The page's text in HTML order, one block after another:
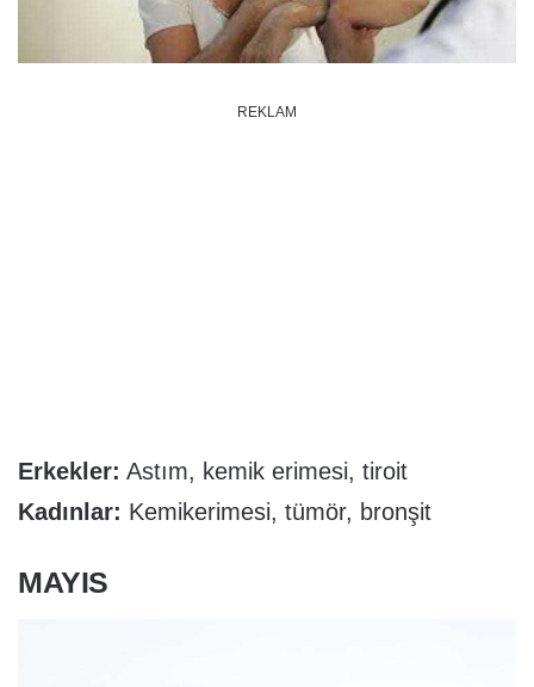
REKLAM
Erkekler: Astım, kemik erimesi, tiroit
Kadınlar: Kemikerimesi, tümör, bronşit
MAYIS